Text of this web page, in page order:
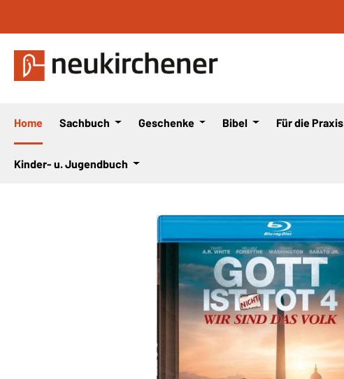
Home Sachbuch Geschenke Bibel Für die Praxis
Kinder- u. Jugendbuch